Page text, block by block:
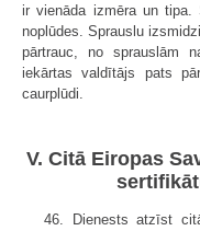
ir vienāda izmēra un
noplūdes. Sprauslu
pārtrauc, no sprauslām
iekārtas valdītājs pats
caurplūdi.
V. Citā Eiropas
46. Dienests atzīst